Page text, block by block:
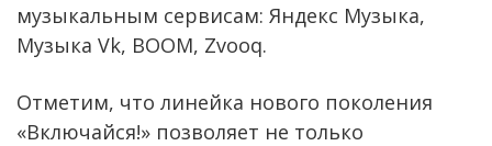
музыкальным сервисам: Яндекс Музыка,
Музыка Vk, BOOM, Zvooq.
Отметим, что линейка нового поколения
«Включайся!» позволяет не только